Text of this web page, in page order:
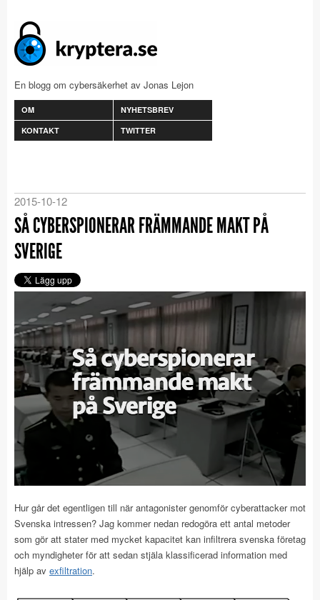
En blogg om cybersäkerhet av Jonas Lejon
OM
NYHETSBREV
KONTAKT
TWITTER
2015-10-12
SÅ CYBERSPIONERAR FRÄMMANDE MAKT PÅ
SVERIGE
Hur går det egentligen till när antagonister genomför cyberattacker mot
Svenska intressen? Jag kommer nedan redogöra ett antal metoder
som gör att stater med mycket kapacitet kan infiltrera svenska företag
och myndigheter för att sedan stjäla klassificerad information med
hjälp av exfiltration.